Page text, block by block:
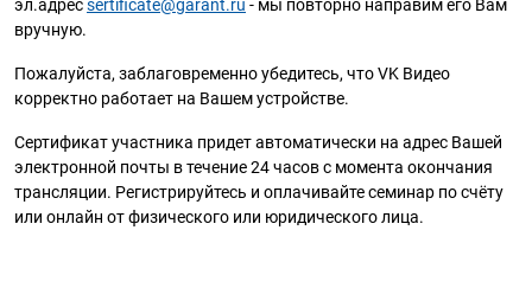
эл.адресsertificate@garant.ru - мы повторно направим его Вам
вручную.
Пожалуйста, заблаговременно убедитесь, что VK Видео
корректно работает на Вашем устройстве.
Сертификат участника придет автоматически на адрес Вашей
электронной почты в течение 24 часов с момента окончания
трансляции. Регистрируйтесь и оплачивайте семинар по счёту
или онлайн от физического или юридического лица.